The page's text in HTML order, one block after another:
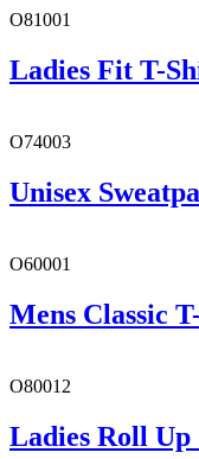
O81001
Ladies Fit T-
O74003
Unisex
O60001
Mens Classic
O80012
Ladies Roll Up